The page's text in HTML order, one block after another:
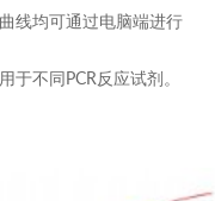
线均可通过电脑端进行
不同PCR反应试剂。